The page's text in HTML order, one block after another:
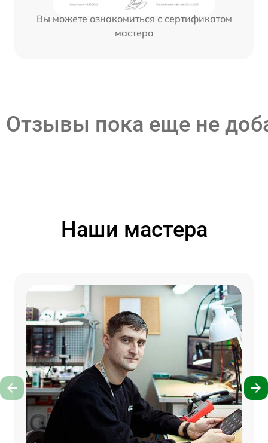
Вы можете ознакомиться с сертификатом
мастера
Отзывы пока еще не
Наши мастера